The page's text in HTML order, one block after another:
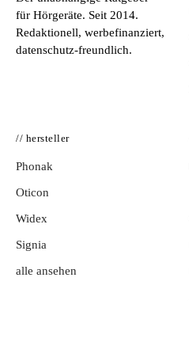
für Hörgeräte. Seit 2014.
Redaktionell, werbefinanziert,
datenschutz-freundlich.
// hersteller
Phonak
Oticon
Widex
Signia
alle ansehen